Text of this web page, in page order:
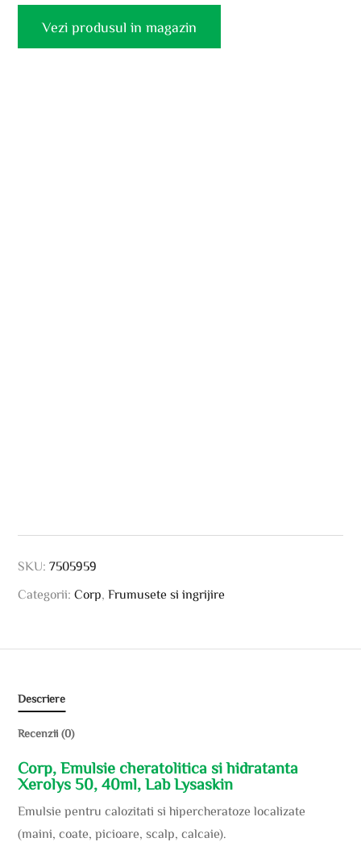
Vezi produsul in magazin
SKU:7505959
Categorii:Corp ,Frumusete si ingrijire
Descriere
Recenzii (0)
Corp, Emulsie cheratolitica si hidratanta
Xerolys 50, 40ml, Lab Lysaskin
Emulsie pentru calozitati si hipercheratoze localizate
(maini, coate, picioare, scalp, calcaie).